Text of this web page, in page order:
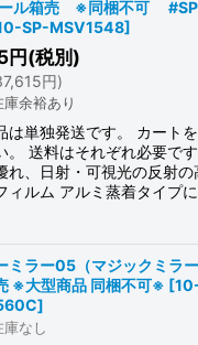
ル箱売 ※同梱不可
SP-MSV1548]
円(税別)
円)
余裕あり
は単独発送です。 カート
。 送料はそれぞれ必要で
れ、日射・可視光の反射
ィルム アルミ蒸着タイプ
ミラー05（マジックミラ
※大型商品 同梱不可※ [
]
なし